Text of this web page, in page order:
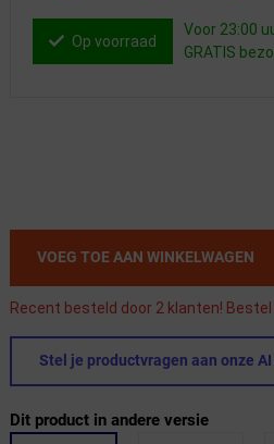
Op voorraad
Voor 23:00
GRATIS
VOEG TOE AAN WINKELWAGEN
Recent besteld door 2 klanten! Bestel
Stel je productvragen aan onze
Dit product in andere versie